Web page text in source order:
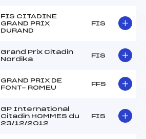
FIS CITADINE
GRAND PRIX
DURAND
FIS
Grand Prix Citadin
Nordika
FIS
GRAND PRIX DE
FONT- ROMEU
FFS
GP International
Citadin HOMMES du
23/12/2012
FIS